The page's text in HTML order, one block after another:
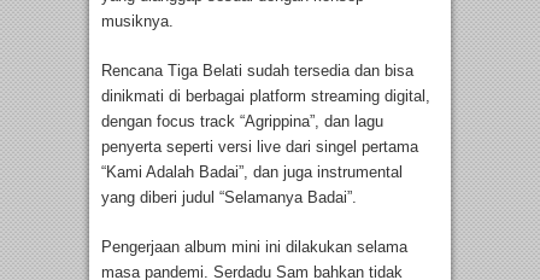
musiknya.
Rencana Tiga Belati sudah tersedia dan bisa
dinikmati di berbagai platform streaming digital,
dengan focus track “Agrippina”, dan lagu
penyerta seperti versi live dari singel pertama
“Kami Adalah Badai”, dan juga instrumental
yang diberi judul “Selamanya Badai”.
Pengerjaan album mini ini dilakukan selama
masa pandemi. Serdadu Sam bahkan tidak